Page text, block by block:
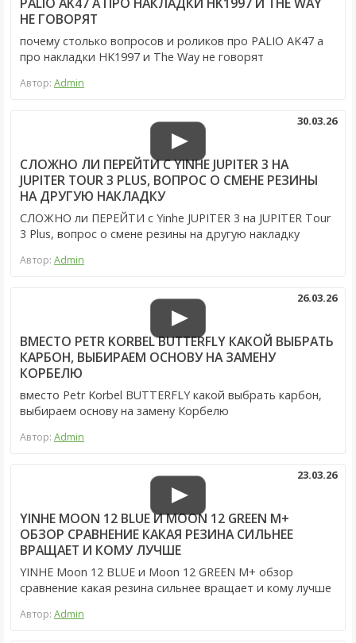
НЕ ГОВОРЯТ
почему столько вопросов и роликов про PALIO AK47 а
про накладки HK1997 и The Way не говорят
Автор: Admin
СЛОЖНО ЛИ ПЕРЕЙТИ С YINHE JUPITER 3 НА
JUPITER TOUR 3 PLUS, ВОПРОС О СМЕНЕ РЕЗИНЫ
НА ДРУГУЮ НАКЛАДКУ
30.03.26
СЛОЖНО ли ПЕРЕЙТИ с Yinhe JUPITER 3 на JUPITER Tour
3 Plus, вопрос о смене резины на другую накладку
Автор: Admin
ВМЕСТО PETR KORBEL BUTTERFLY КАКОЙ ВЫБРАТЬ
КАРБОН, ВЫБИРАЕМ ОСНОВУ НА ЗАМЕНУ
КОРБЕЛЮ
26.03.26
вместо Petr Korbel BUTTERFLY какой выбрать карбон,
выбираем основу на замену Корбелю
Автор: Admin
YINHE MOON 12 BLUE И MOON 12 GREEN M+
ОБЗОР СРАВНЕНИЕ КАКАЯ РЕЗИНА СИЛЬНЕЕ
ВРАЩАЕТ И КОМУ ЛУЧШЕ
23.03.26
YINHE Moon 12 BLUE и Moon 12 GREEN M+ обзор
сравнение какая резина сильнее вращает и кому лучше
Автор: Admin